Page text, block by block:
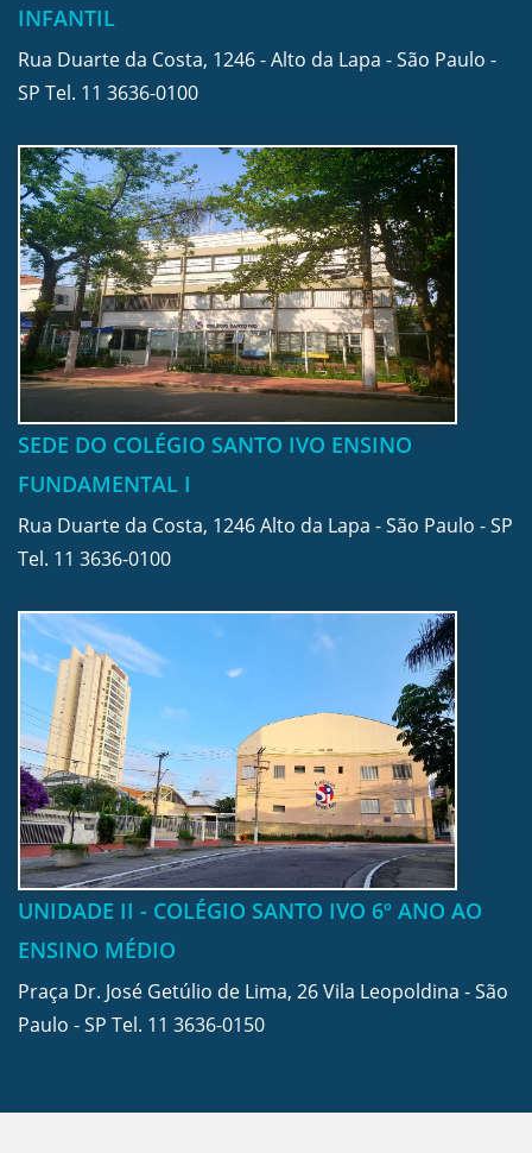
INFANTIL
Rua Duarte da Costa, 1246 - Alto da Lapa - São Paulo -
SP Tel. 11 3636-0100
SEDE DO COLÉGIO SANTO IVO ENSINO
FUNDAMENTAL I
Rua Duarte da Costa, 1246 Alto da Lapa - São Paulo - SP
Tel. 11 3636-0100
UNIDADE II - COLÉGIO SANTO IVO 6º ANO AO
ENSINO MÉDIO
Praça Dr. José Getúlio de Lima, 26 Vila Leopoldina - São
Paulo - SP Tel. 11 3636-0150